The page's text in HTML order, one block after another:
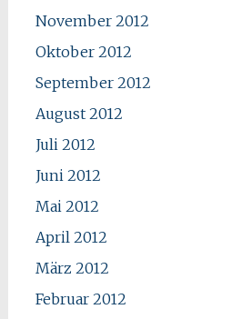
November 2012
Oktober 2012
September 2012
August 2012
Juli 2012
Juni 2012
Mai 2012
April 2012
März 2012
Februar 2012